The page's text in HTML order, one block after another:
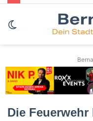
Skin umschalten
Die Feuerwehr